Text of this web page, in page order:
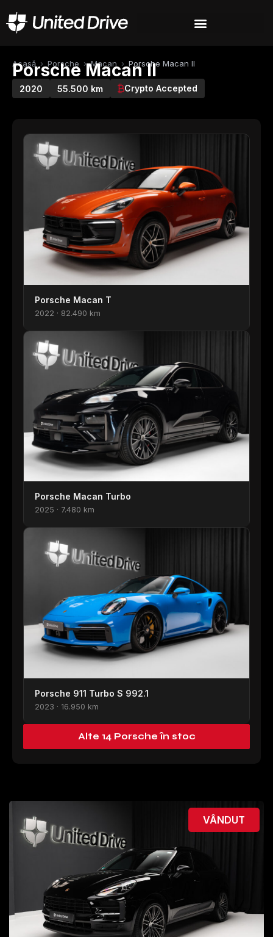
Acasă › Porsche › Macan › Porsche Macan II
Porsche Macan II
2020 55.500 km Crypto Accepted
Porsche Macan T
2022 · 82.490 km
Porsche Macan Turbo
2025 · 7.480 km
Porsche 911 Turbo S 992.1
2023 · 16.950 km
Alte 14 Porsche în stoc
VÂNDUT